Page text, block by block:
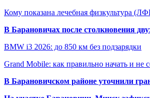
Кому показана лечебная физкультура
В Барановичах после столкновения
BMW i3 2026: до 850 км без подзарядки
Grand Mobile: как правильно начать и
В Барановичском районе уточнили